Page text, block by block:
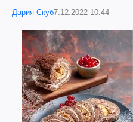
Дария Скуб7.12.2022 10:44